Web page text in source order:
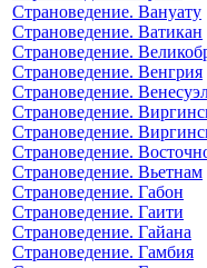
Страноведение. Вануату
Страноведение. Ватикан
Страноведение.
Страноведение. Венгрия
Страноведение.
Страноведение.
Страноведение.
Страноведение.
Страноведение. Вьетнам
Страноведение. Габон
Страноведение. Гаити
Страноведение. Гайана
Страноведение. Гамбия